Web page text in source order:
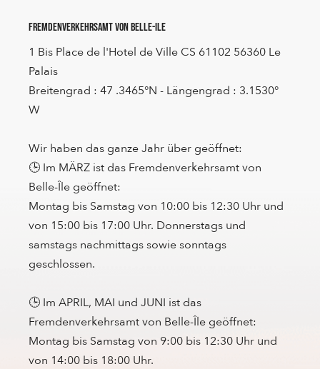
Fremdenverkehrsamt von Belle-Ile
1 Bis Place de l'Hotel de Ville CS 61102 56360 Le
Palais
Breitengrad : 47 .3465°N - Längengrad : 3.1530°
W
Wir haben das ganze Jahr über geöffnet:
🕒 Im MÄRZ ist das Fremdenverkehrsamt von
Belle-Île geöffnet:
Montag bis Samstag von 10:00 bis 12:30 Uhr und
von 15:00 bis 17:00 Uhr. Donnerstags und
samstags nachmittags sowie sonntags
geschlossen.
🕒 Im APRIL, MAI und JUNI ist das
Fremdenverkehrsamt von Belle-Île geöffnet:
Montag bis Samstag von 9:00 bis 12:30 Uhr und
von 14:00 bis 18:00 Uhr.